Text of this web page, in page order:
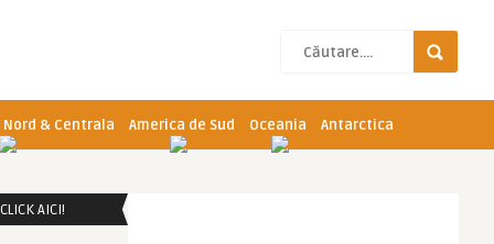
& Centrala America de Sud Oceania Antarctica
AICI!